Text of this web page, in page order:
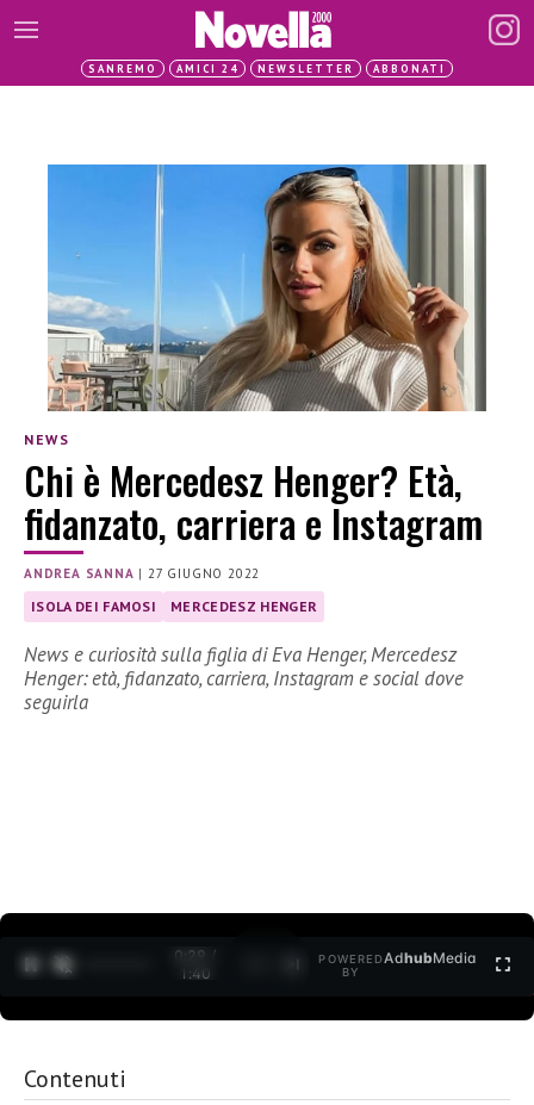
SANREMO AMICI 24 NEWSLETTER ABBONATI
NEWS
Chi è Mercedesz Henger? Età,
fidanzato, carriera e Instagram
ANDREA SANNA |27 GIUGNO 2022
ISOLA DEI FAMOSI MERCEDESZ HENGER
News e curiosità sulla figlia di Eva Henger, Mercedesz
Henger: età, fidanzato, carriera, Instagram e social dove
seguirla
0:30 /
1:40
POWERED
BY
AdhubMedia
Contenuti